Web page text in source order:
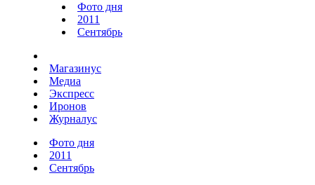
Фото дня
2011
Сентябрь
Магазинус
Медиа
Экспресс
Иронов
Журналус
Фото дня
2011
Сентябрь